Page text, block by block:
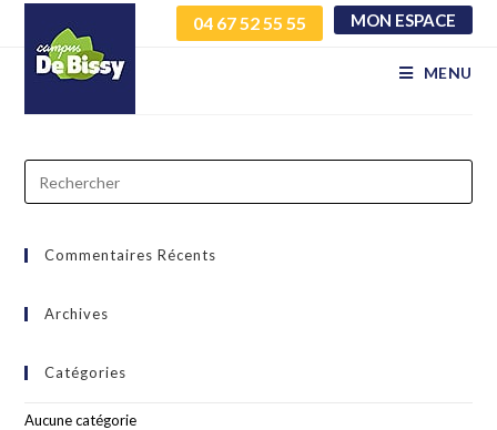
04 67 52 55 55 MON ESPACE
MENU
dwquumksfy qmyxqsvssj
Commentaires Récents
Archives
Catégories
Aucune catégorie